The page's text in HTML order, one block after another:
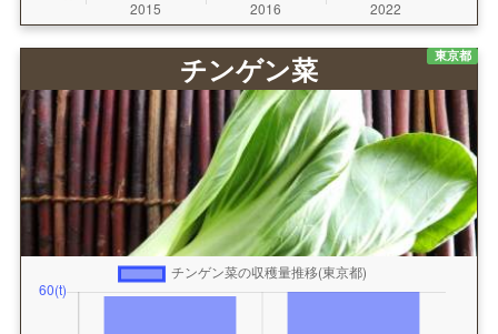
東京都
チンゲン菜